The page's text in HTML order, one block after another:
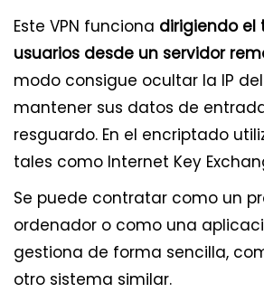
Este VPN funciona dirigiendo el
usuarios desde un servidor
modo consigue ocultar la IP
mantener sus datos de
resguardo. En el encriptado
tales como Internet Key
Se puede contratar como un
ordenador o como una
gestiona de forma sencilla,
otro sistema similar.